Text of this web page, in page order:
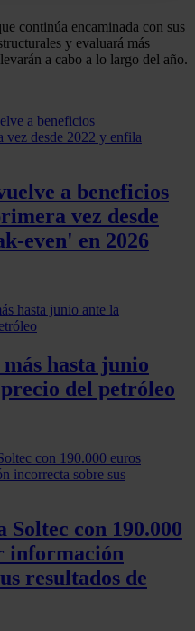
cómo se procesan sus
sus preferencias en la
o retirar su
en la Declaración
usan para personalizar
compartimos
del sitio web con
publicidad y análisis
hayan recopilado a
sus servicios.
continúa encaminada con sus
y evaluará más
a cabo a lo largo del año.
a beneficios
vez desde
even' en 2026
hasta junio
del petróleo
con 190.000
información
resultados de